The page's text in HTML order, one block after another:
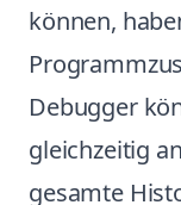
können,
Debugger
gleichzeitig
gesamte